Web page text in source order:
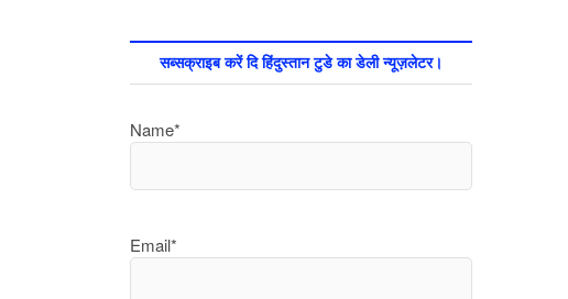
सब्सक्राइब करें दि हिंदुस्तान टुडे का डेली न्यूज़लेटर।
Name*
Email*